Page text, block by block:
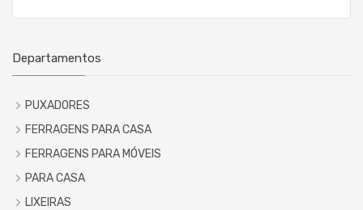
Departamentos
PUXADORES
FERRAGENS PARA CASA
FERRAGENS PARA MÓVEIS
PARA CASA
LIXEIRAS